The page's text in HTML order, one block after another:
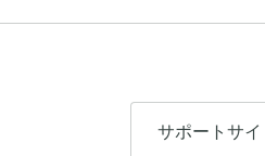
サポートサ